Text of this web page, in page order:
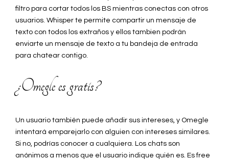
filtro para cortar todos los BS mientras conectas con otros
usuarios. Whisper te permite compartir un mensaje de
texto con todos los extraños y ellos tambien podrán
enviarte un mensaje de texto a tu bandeja de entrada
para chatear contigo.
¿Omegle es gratis?
Un usuario también puede añadir sus intereses, y Omegle
intentará emparejarlo con alguien con intereses similares.
Si no, podrías conocer a cualquiera. Los chats son
anónimos a menos que el usuario indique quién es. Es free